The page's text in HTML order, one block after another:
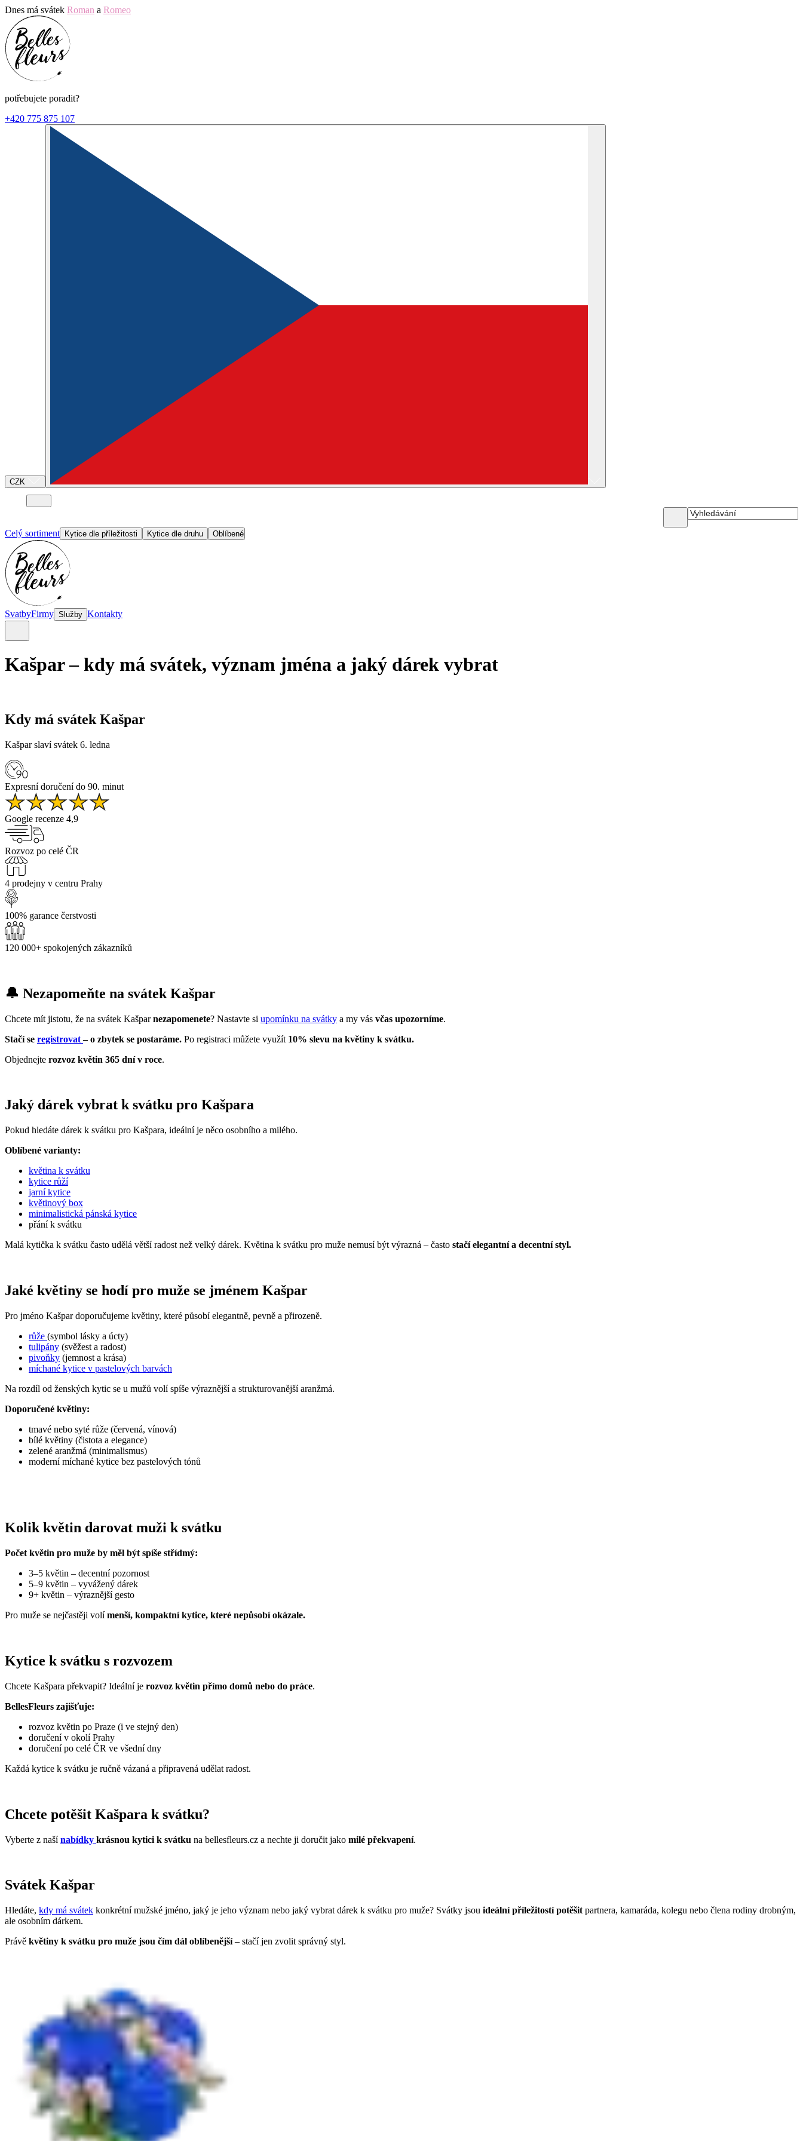
Dnes má svátek Roman a Romeo
potřebujete poradit?
+420 775 875 107
CZK
Celý sortiment Kytice dle příležitosti Kytice dle druhu Oblíbené
SvatbyFirmy Služby Kontakty
Kašpar – kdy má svátek, význam jména a jaký dárek vybrat
Kdy má svátek Kašpar
Kašpar slaví svátek 6. ledna
Expresní doručení do 90. minut
Google recenze 4,9
Rozvoz po celé ČR
4 prodejny v centru Prahy
100% garance čerstvosti
120 000+ spokojených zákazníků
🔔 Nezapomeňte na svátek Kašpar
Chcete mít jistotu, že na svátek Kašparnezapomenete? Nastavte si upomínku na svátky a my vás včas upozorníme.
Stačí se registrovat– o zbytek se postaráme. Po registraci můžete využít 10% slevu na květiny k svátku.
Objednejte rozvoz květin 365 dní v roce.
Jaký dárek vybrat k svátku pro Kašpara
Pokud hledáte dárek k svátku pro Kašpara, ideální je něco osobního a milého.
Oblíbené varianty:
květina k svátku
kytice růží
jarní kytice
květinový box
minimalistická pánská kytice
přání k svátku
Malá kytička k svátku často udělá větší radost než velký dárek. Květina k svátku pro muže nemusí být výrazná – často stačí elegantní a decentní styl.
Jaké květiny se hodí pro muže se jménem Kašpar
Pro jméno Kašpar doporučujeme květiny, které působí elegantně, pevně a přirozeně.
růže (symbol lásky a úcty)
tulipány (svěžest a radost)
pivoňky (jemnost a krása)
míchané kytice v pastelových barvách
Na rozdíl od ženských kytic se u mužů volí spíše výraznější a strukturovanější aranžmá.
Doporučené květiny:
tmavé nebo syté růže (červená, vínová)
bílé květiny (čistota a elegance)
zelené aranžmá (minimalismus)
moderní míchané kytice bez pastelových tónů
Kolik květin darovat muži k svátku
Počet květin pro muže by měl být spíše střídmý:
3–5 květin – decentní pozornost
5–9 květin – vyvážený dárek
9+ květin – výraznější gesto
Pro muže se nejčastěji volímenší, kompaktní kytice, které nepůsobí okázale.
Kytice k svátku s rozvozem
Chcete Kašpara překvapit? Ideální je rozvoz květin přímo domů nebo do práce.
BellesFleurs zajišťuje:
rozvoz květin po Praze (i ve stejný den)
doručení v okolí Prahy
doručení po celé ČR ve všední dny
Každá kytice k svátku je ručně vázaná a připravená udělat radost.
Chcete potěšit Kašpara k svátku?
Vyberte z našínabídky krásnou kytici k svátku na bellesfleurs.cz a nechte ji doručit jako milé překvapení.
Svátek Kašpar
Hledáte, kdy má svátek konkrétní mužské jméno, jaký je jeho význam nebo jaký vybrat dárek k svátku pro muže? Svátky jsou ideální příležitostí potěšit partnera, kamaráda, kolegu nebo člena rodiny drobným,
ale osobním dárkem.
Právě květiny k svátku pro muže jsou čím dál oblíbenější– stačí jen zvolit správný styl.